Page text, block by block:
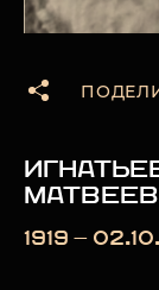
1919 —